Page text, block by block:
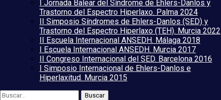
I Jornada Balear del Síndrome de Ehlers-Danlos y
Trastorno del Espectro Hiperlaxo. Palma 2024
II Simposio Síndromes de Ehlers-Danlos (SED) y
Trastorno del Espectro Hiperlaxo (TEH). Murcia 2022
II Escuela Internacional ANSEDH. Málaga 2018
I Escuela Internacional ANSEDH. Murcia 2017
II Congreso Internacional del SED. Barcelona 2016
I Simposio Internacional de Ehlers-Danlos e
Hiperlaxitud. Murcia 2015
Buscar
Buscar: